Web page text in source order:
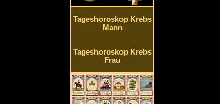
Tageshoroskop Krebs
Mann
Tageshoroskop Krebs
Frau